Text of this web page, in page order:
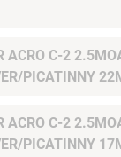
ACRO C-2
PICATINNY
ACRO C-2
PICATINNY